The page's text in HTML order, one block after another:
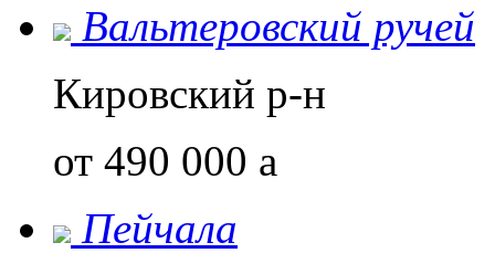
Вальтеровский ручей
Кировский р-н
от 490 000 a
Пейчала